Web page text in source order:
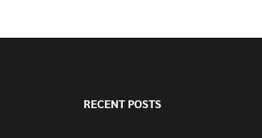
RECENT POSTS